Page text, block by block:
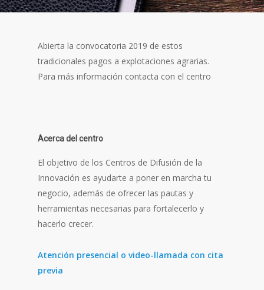
Abierta la convocatoria 2019 de estos
tradicionales pagos a explotaciones agrarias.
Para más información contacta con el centro
Acerca del centro
El objetivo de los Centros de Difusión de la
Innovación es ayudarte a poner en marcha tu
negocio, además de ofrecer las pautas y
herramientas necesarias para fortalecerlo y
hacerlo crecer.
Atención presencial o video-llamada con cita
previa